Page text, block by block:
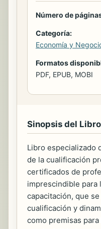
Número de
Categoría:
Economía y
Formatos
PDF, EPUB, MOBI
Sinopsis del Libro
Libro especializado
de la cualificación
certificados de
imprescindible para
capacitación, que
cualificación y
como premisas